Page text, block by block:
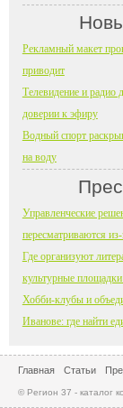
Рекламный макет
приводит
Телевидение и радио
доверии к эфиру
Водный спорт
на воду
Управленческие
пересматриваются
Где организуют
культурные
Хобби-клубы и
Иванове: где найти
Главная Статьи
© Регион 37 - каталог